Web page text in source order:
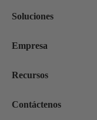
Soluciones
Empresa
Recursos
Contáctenos